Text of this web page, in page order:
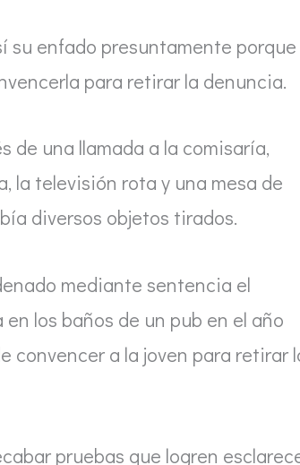
su enfado presuntamente porque
para retirar la denuncia.
de una llamada a la comisaría,
la televisión rota y una mesa de
diversos objetos tirados.
mediante sentencia el
los baños de un pub en el año
convencer a la joven para retirar
pruebas que logren